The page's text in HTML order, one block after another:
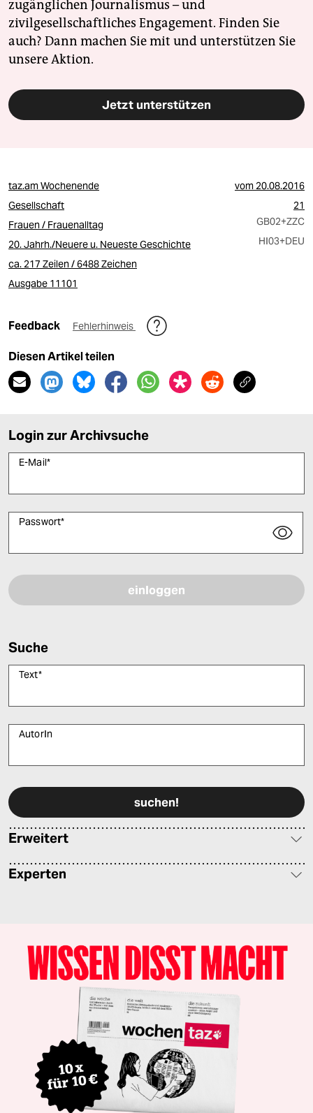
zugänglichen Journalismus – und
zivilgesellschaftliches Engagement. Finden Sie
auch? Dann machen Sie mit und unterstützen Sie
unsere Aktion.
Jetzt unterstützen
taz.am Wochenende vom20.08.2016
Gesellschaft
21
Frauen / Frauenalltag
GB02+ZZC
20. Jahrh./Neuere u. Neueste Geschichte
HI03+DEU
ca. 217 Zeilen / 6488 Zeichen
Ausgabe 11101
Feedback Fehlerhinweis
Diesen Artikel teilen
Login zur Archivsuche
E-Mail*
Passwort*
Suche
Text*
AutorIn
Erweitert
Experten